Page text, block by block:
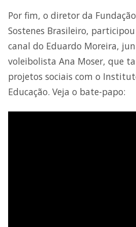
Por fim, o diretor da
Sostenes Brasileiro,
canal do Eduardo Moreira,
voleibolista Ana Moser, que
projetos sociais com o
Educação. Veja o bate-papo: